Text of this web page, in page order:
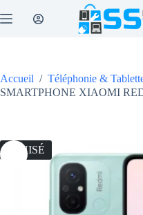
au
Accueil / Téléphonie &
SMARTPHONE XIAOMI
ÉPUISÉ